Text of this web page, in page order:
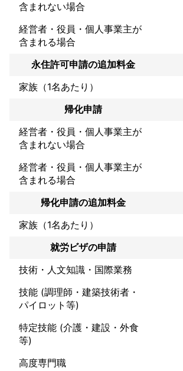
含まれない場合
経営者・役員・個人事業主が
含まれる場合
永住許可申請の追加料金
家族（1名あたり）
帰化申請
経営者・役員・個人事業主が
含まれない場合
経営者・役員・個人事業主が
含まれる場合
帰化申請の追加料金
家族（1名あたり）
就労ビザの申請
技術・人文知識・国際業務
技能 (調理師・建築技術者・
パイロット等)
特定技能 (介護・建設・外食
等)
高度専門職